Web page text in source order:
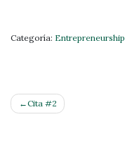
Categoría: Entrepreneurship
Navegación
Cita #2